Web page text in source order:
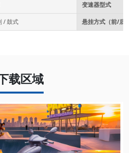
变速器型式
/ 鼓式 悬挂方式（前/后
载区域